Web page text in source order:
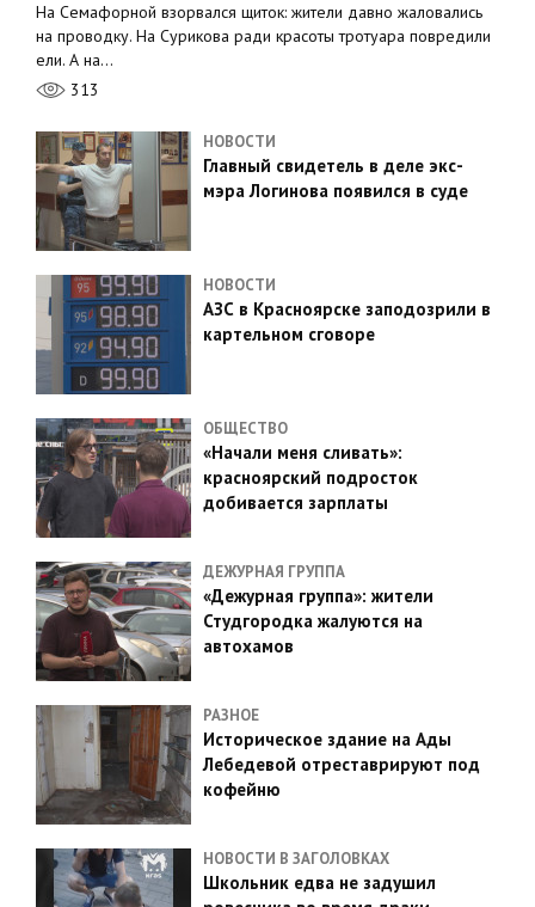
На Семафорной взорвался щиток: жители давно жаловались
на проводку. На Сурикова ради красоты тротуара повредили
ели. А на…
313
НОВОСТИ
Главный свидетель в деле экс-
мэра Логинова появился в суде
НОВОСТИ
АЗС в Красноярске заподозрили в
картельном сговоре
ОБЩЕСТВО
«Начали меня сливать»:
красноярский подросток
добивается зарплаты
ДЕЖУРНАЯ ГРУППА
«Дежурная группа»: жители
Студгородка жалуются на
автохамов
РАЗНОЕ
Историческое здание на Ады
Лебедевой отреставрируют под
кофейню
НОВОСТИ В ЗАГОЛОВКАХ
Школьник едва не задушил